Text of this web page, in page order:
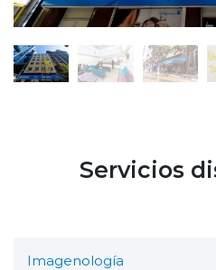
Servicios
Imagenología